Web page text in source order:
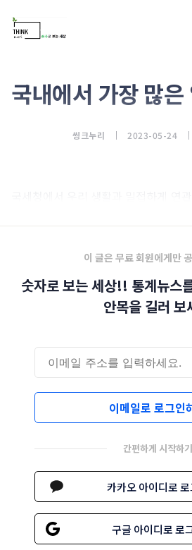
국내에서 가장 많은
씽크누리 2023-05-24
이 글은 무료 회원에게만
숫자로 보는 세상!! 통계뉴스
안목을 길러 보
이메일로 로그인
간편하게 시작하기
카카오 아이디로
구글 아이디로 로